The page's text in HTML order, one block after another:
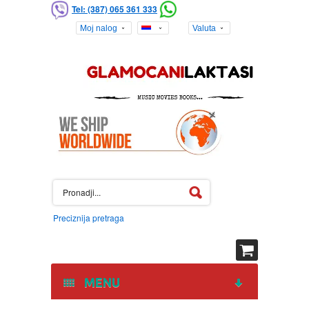
Tel: (387) 065 361 333
Moj nalog Valuta
Preciznija pretraga
MENU